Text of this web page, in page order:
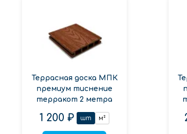
Террасная доска МПК
премиум тиснение
терракот 2 метра
1 200 ₽ шт м²